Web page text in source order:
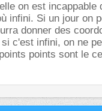
on est incappable
infini. Si un jour on
donner des
c'est infini, on ne
points sont le